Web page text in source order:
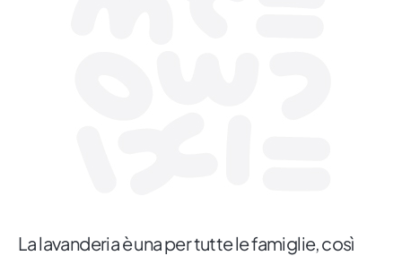
La lavanderia è una per tutte le famiglie, così